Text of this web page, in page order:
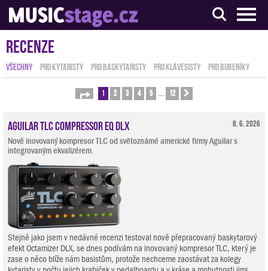
S muzikanty pro muzikanty
Recenze
VŠECHNY PRO KYTARISTY PRO BASKYTARISTY PRO KLÁVESISTY PRO BUBENÍKY
Stránka 1z 12
1 2 3 4 5 12
8. 6. 2026
Aguilar TLC Compressor EQ DLX
Nově inovovaný kompresor TLC od světoznámé americké firmy Aguilar s
integrovaným ekvalizérem.
Stejně jako jsem v nedávné recenzi testoval nově přepracovaný baskytarový
efekt Octamizer DLX, se dnes podívám na inovovaný kompresor TLC, který je
zase o něco blíže nám basistům, protože nechceme zaostávat za kolegy